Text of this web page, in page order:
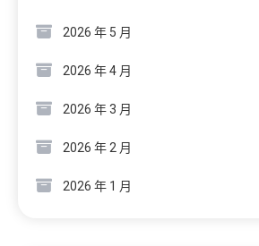
2026 年 5 月
2026 年 4 月
2026 年 3 月
2026 年 2 月
2026 年 1 月